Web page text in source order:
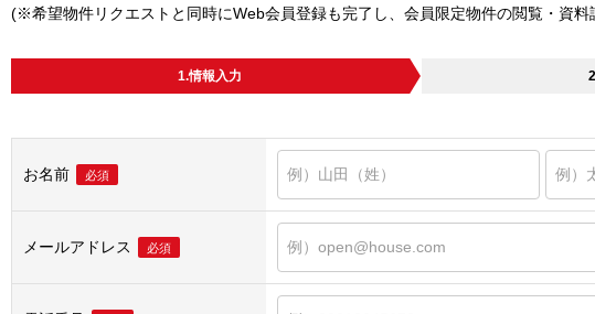
(※希望物件リクエストと同時にWeb会員登録も完了し、会員限定物件の閲覧・資料
1.情報入力
お名前 必須
メールアドレス 必須